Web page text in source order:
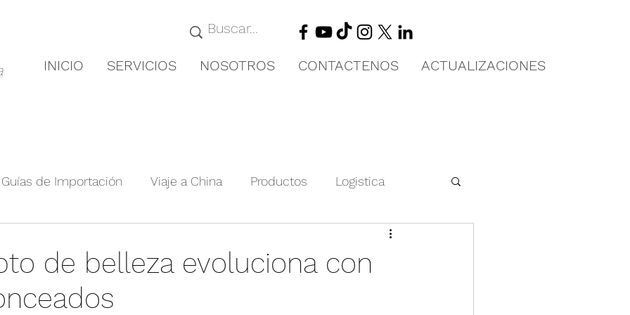
INICIO SERVICIOS NOSOTROS CONTACTENOS ACTUALIZACIONES
Guías de Importación Viaje a China Productos Logistica
de la exposición
de belleza evoluciona con